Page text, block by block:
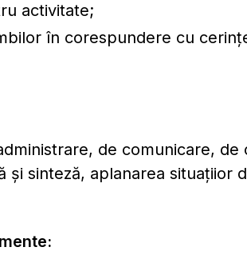
activitate;
în corespundere cu
de comunicare,
şi sinteză, aplanarea situaţiior